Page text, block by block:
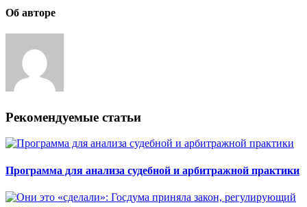
Об авторе
Рекомендуемые статьи
Программа для анализа судебной и арбитражной практики